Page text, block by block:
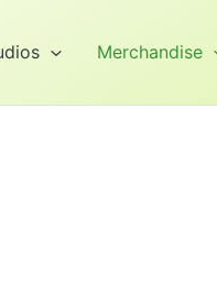
Merchandise